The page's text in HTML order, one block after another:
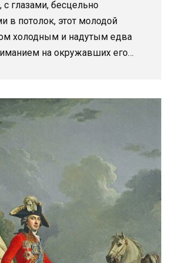
глазами, бесцельно
в потолок, этот молодой
холодным и надутым едва
на окружавших его…